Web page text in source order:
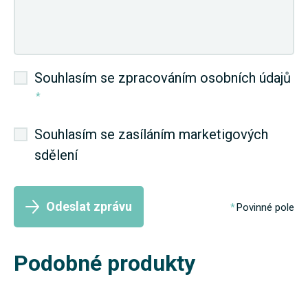
Souhlasím se zpracováním osobních údajů
*
Souhlasím se zasíláním marketigových
sdělení
Odeslat zprávu Povinné pole
Podobné produkty